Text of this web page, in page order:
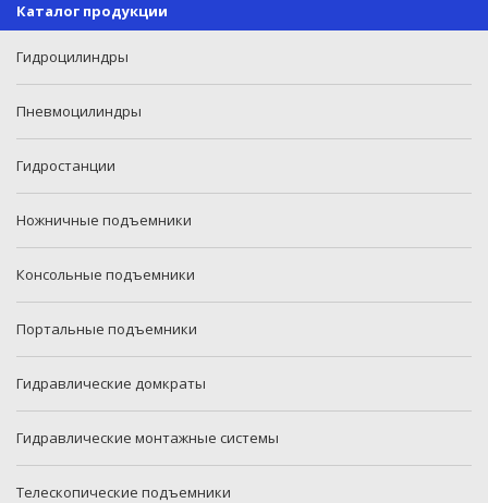
Каталог продукции
Гидроцилиндры
Пневмоцилиндры
Гидростанции
Ножничные подъемники
Консольные подъемники
Портальные подъемники
Гидравлические домкраты
Гидравлические монтажные системы
Телескопические подъемники